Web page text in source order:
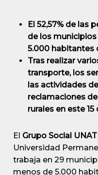
El 52,57% de las
de los
5.000 habitantes
Tras realizar
transporte, los
las actividades
reclamaciones
rurales en este
El Grupo Social
Universidad
trabaja en 29
menos de 5.000